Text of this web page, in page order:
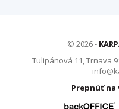
© 2026 -
Tulipánová 11, Trnava
Prepnúť